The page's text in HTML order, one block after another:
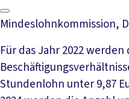
Mindeslohnkommission,
Für das Jahr 2022
Stundenlohn unter 9,87